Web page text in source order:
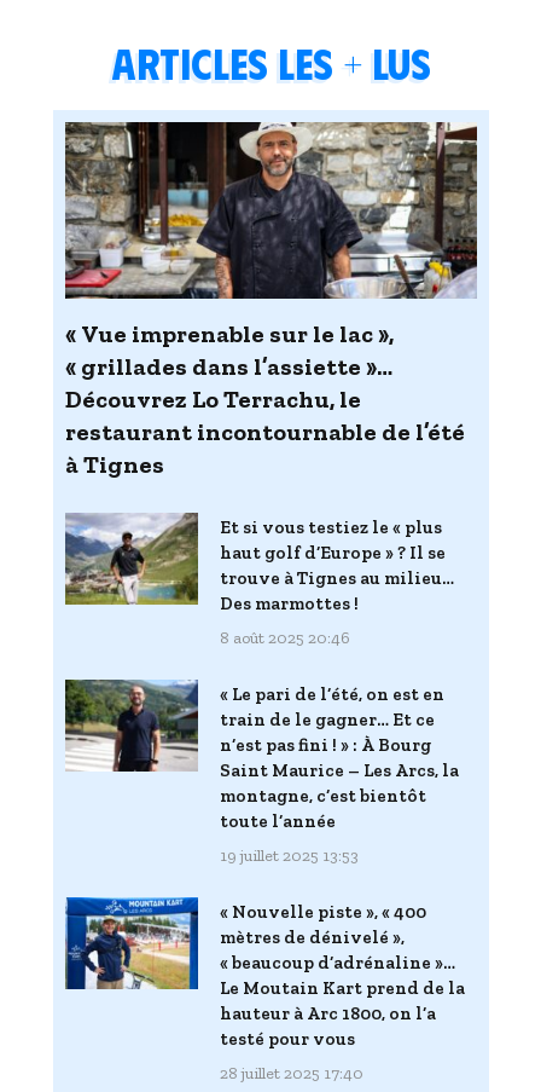
Articles les + lus
« Vue imprenable sur le lac »,
« grillades dans l’assiette »…
Découvrez Lo Terrachu, le
restaurant incontournable de l’été
à Tignes
Et si vous testiez le « plus
haut golf d’Europe » ? Il se
trouve à Tignes au milieu…
Des marmottes !
8 août 2025 20:46
« Le pari de l’été, on est en
train de le gagner… Et ce
n’est pas fini ! » : À Bourg
Saint Maurice – Les Arcs, la
montagne, c’est bientôt
toute l’année
19 juillet 2025 13:53
« Nouvelle piste », « 400
mètres de dénivelé »,
« beaucoup d’adrénaline »…
Le Moutain Kart prend de la
hauteur à Arc 1800, on l’a
testé pour vous
28 juillet 2025 17:40